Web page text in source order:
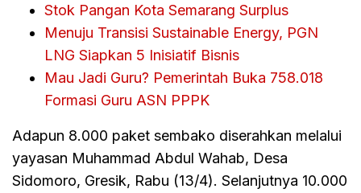
Stok Pangan Kota Semarang Surplus
Menuju Transisi Sustainable Energy, PGN
LNG Siapkan 5 Inisiatif Bisnis
Mau Jadi Guru? Pemerintah Buka 758.018
Formasi Guru ASN PPPK
Adapun 8.000 paket sembako diserahkan melalui
yayasan Muhammad Abdul Wahab, Desa
Sidomoro, Gresik, Rabu (13/4). Selanjutnya 10.000